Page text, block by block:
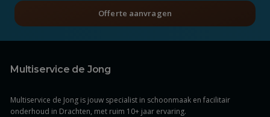
Offerte aanvragen
Multiservice de Jong
Multiservice de Jong is jouw specialist in schoonmaak en facilitair
onderhoud in Drachten, met ruim 10+ jaar ervaring.